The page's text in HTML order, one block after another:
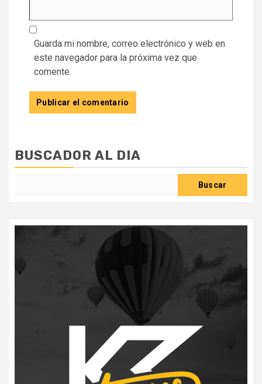
Guarda mi nombre, correo electrónico y web en
este navegador para la próxima vez que
comente.
BUSCADOR AL DIA
Buscar